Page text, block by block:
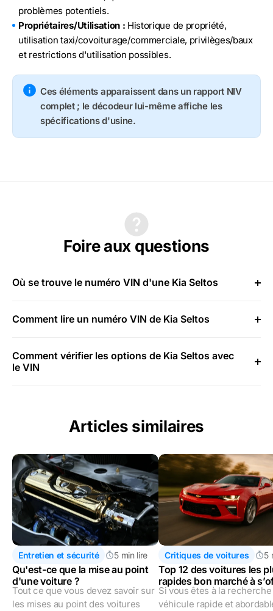
problèmes potentiels.
Propriétaires/Utilisation : Historique de propriété,
utilisation taxi/covoiturage/commerciale, privilèges/baux
et restrictions d'utilisation possibles.
Ces éléments apparaissent dans un rapport NIV
complet ; le décodeur lui-même affiche les
spécifications d'usine.
Foire aux questions
Où se trouve le numéro VIN d'une Kia Seltos
Comment lire un numéro VIN de Kia Seltos
Comment vérifier les options de Kia Seltos avec
le VIN
Articles similaires
Entretien et sécurité 5 min lire
Qu'est-ce que la mise au point
d'une voiture ?
Tout ce que vous devez savoir sur
les mises au point des voitures
Critiques de voitures 5
Top 12 des voitures les
rapides bon marché à
2023
Si vous êtes à la
véhicule rapide et